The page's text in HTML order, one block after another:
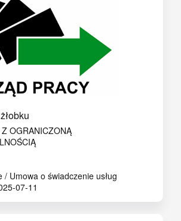
OGRANICZONĄ
/ Umowa o świadczenie usług
07-11